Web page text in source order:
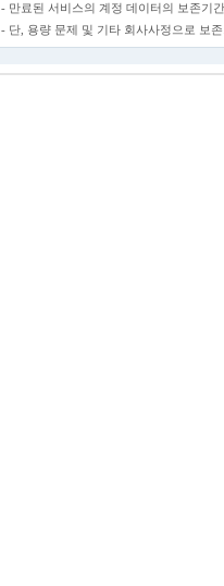
- 만료된 서비스의 계정 데이터의 보존기
- 단, 용량 문제 및 기타 회사사정으로 보